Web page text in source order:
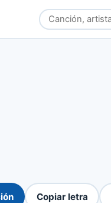
Copiar letra